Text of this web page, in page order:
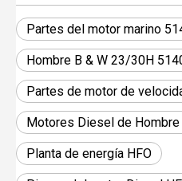
Partes del motor marino
Hombre B & W 23/30H
Partes de motor de
Motores Diesel de
Planta de energía HFO